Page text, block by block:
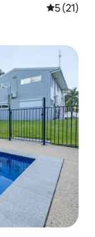
5 de uma
5 (21)